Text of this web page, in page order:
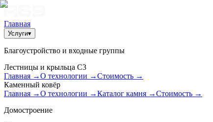
Главная
Услуги▾
Благоустройство и входные группы
Лестницы и крыльца С3
Главная →О технологии →Стоимость →
Каменный ковёр
Главная →О технологии →Каталог камня →Стоимость →
Домостроение